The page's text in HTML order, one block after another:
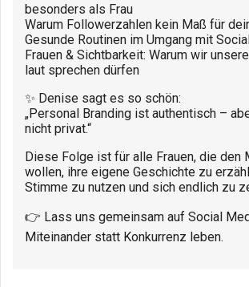
besonders als Frau
Warum Followerzahlen kein Maß für
Gesunde Routinen im Umgang mit
Frauen & Sichtbarkeit: Warum wir
laut sprechen dürfen
✨ Denise sagt es so schön:
„Personal Branding ist authentisch –
nicht privat.“
Diese Folge ist für alle Frauen, die den
wollen, ihre eigene Geschichte zu
Stimme zu nutzen und sich endlich zu
👉 Lass uns gemeinsam auf Social
Miteinander statt Konkurrenz leben.